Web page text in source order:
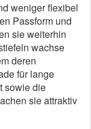
weniger flexibel
Passform und
sie weiterhin
wachse
deren
für lange
sowie die
sie attraktiv